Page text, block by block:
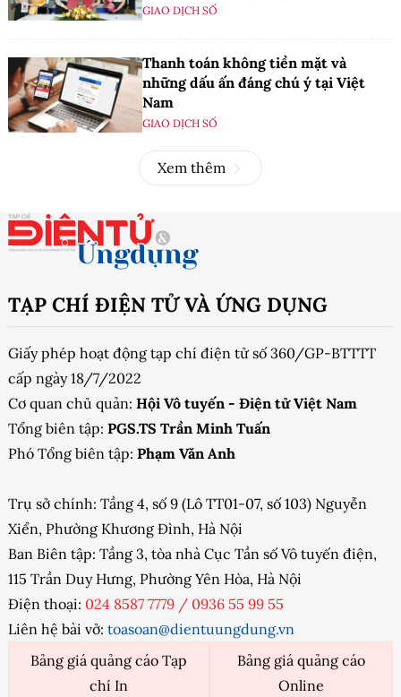
GIAO DỊCH SỐ
Thanh toán không tiền mặt và
những dấu ấn đáng chú ý tại Việt
Nam
GIAO DỊCH SỐ
Xem thêm
TẠP CHÍ ĐIỆN TỬ VÀ ỨNG DỤNG
Giấy phép hoạt động tạp chí điện tử số 360/GP-BTTTT
cấp ngày 18/7/2022
Cơ quan chủ quản: Hội Vô tuyến - Điện tử Việt Nam
Tổng biên tập: PGS.TS Trần Minh Tuấn
Phó Tổng biên tập: Phạm Văn Anh
Trụ sở chính: Tầng 4, số 9 (Lô TT01-07, số 103) Nguyễn
Xiển, Phường Khương Đình, Hà Nội
Ban Biên tập: Tầng 3, tòa nhà Cục Tần số Vô tuyến điện,
115 Trần Duy Hưng, Phường Yên Hòa, Hà Nội
Điện thoại: 024 8587 7779 / 0936 55 99 55
Liên hệ bài vở: toasoan@dientuungdung.vn
Bảng giá quảng cáo Tạp
chí In
Bảng giá quảng cáo
Online